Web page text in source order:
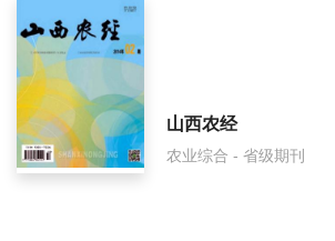
山西农经
农业综合 - 省级期刊